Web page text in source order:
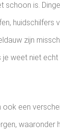
schoon is.
huidschilfers
zijn
je weet niet
ook een
waaronder